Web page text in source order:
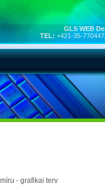
GLS WEB
TEL: +421-35-